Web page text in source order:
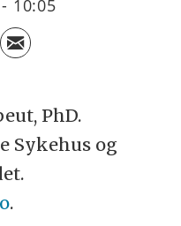
- 10:05
PhD.
Sykehus og
.